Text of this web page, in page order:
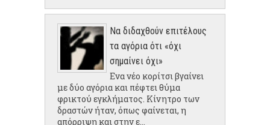
Να διδαχθούν επιτέλους
τα αγόρια ότι «όχι
σημαίνει όχι»
Ενα νέο κορίτσι βγαίνει
με δύο αγόρια και πέφτει θύμα
φρικτού εγκλήματος. Κίνητρο των
δραστών ήταν, όπως φαίνεται, η
απόρριψη και στην ε...